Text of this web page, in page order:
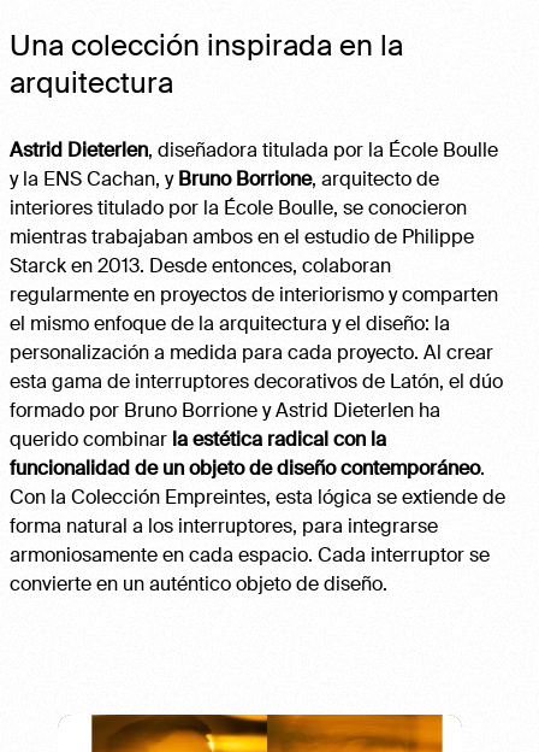
Una colección inspirada en la
arquitectura
Astrid Dieterlen, diseñadora titulada por la École Boulle
y la ENS Cachan, yBruno Borrione, arquitecto de
interiores titulado por la École Boulle, se conocieron
mientras trabajaban ambos en el estudio de Philippe
Starck en 2013. Desde entonces, colaboran
regularmente en proyectos de interiorismo y comparten
el mismo enfoque de la arquitectura y el diseño: la
personalización a medida para cada proyecto. Al crear
esta gama de interruptores decorativos de Latón, el dúo
formado por Bruno Borrione y Astrid Dieterlen ha
querido combinar la estética radical con la
funcionalidad de un objeto de diseño contemporáneo.
Con la Colección Empreintes, esta lógica se extiende de
forma natural a los interruptores, para integrarse
armoniosamente en cada espacio. Cada interruptor se
convierte en un auténtico objeto de diseño.